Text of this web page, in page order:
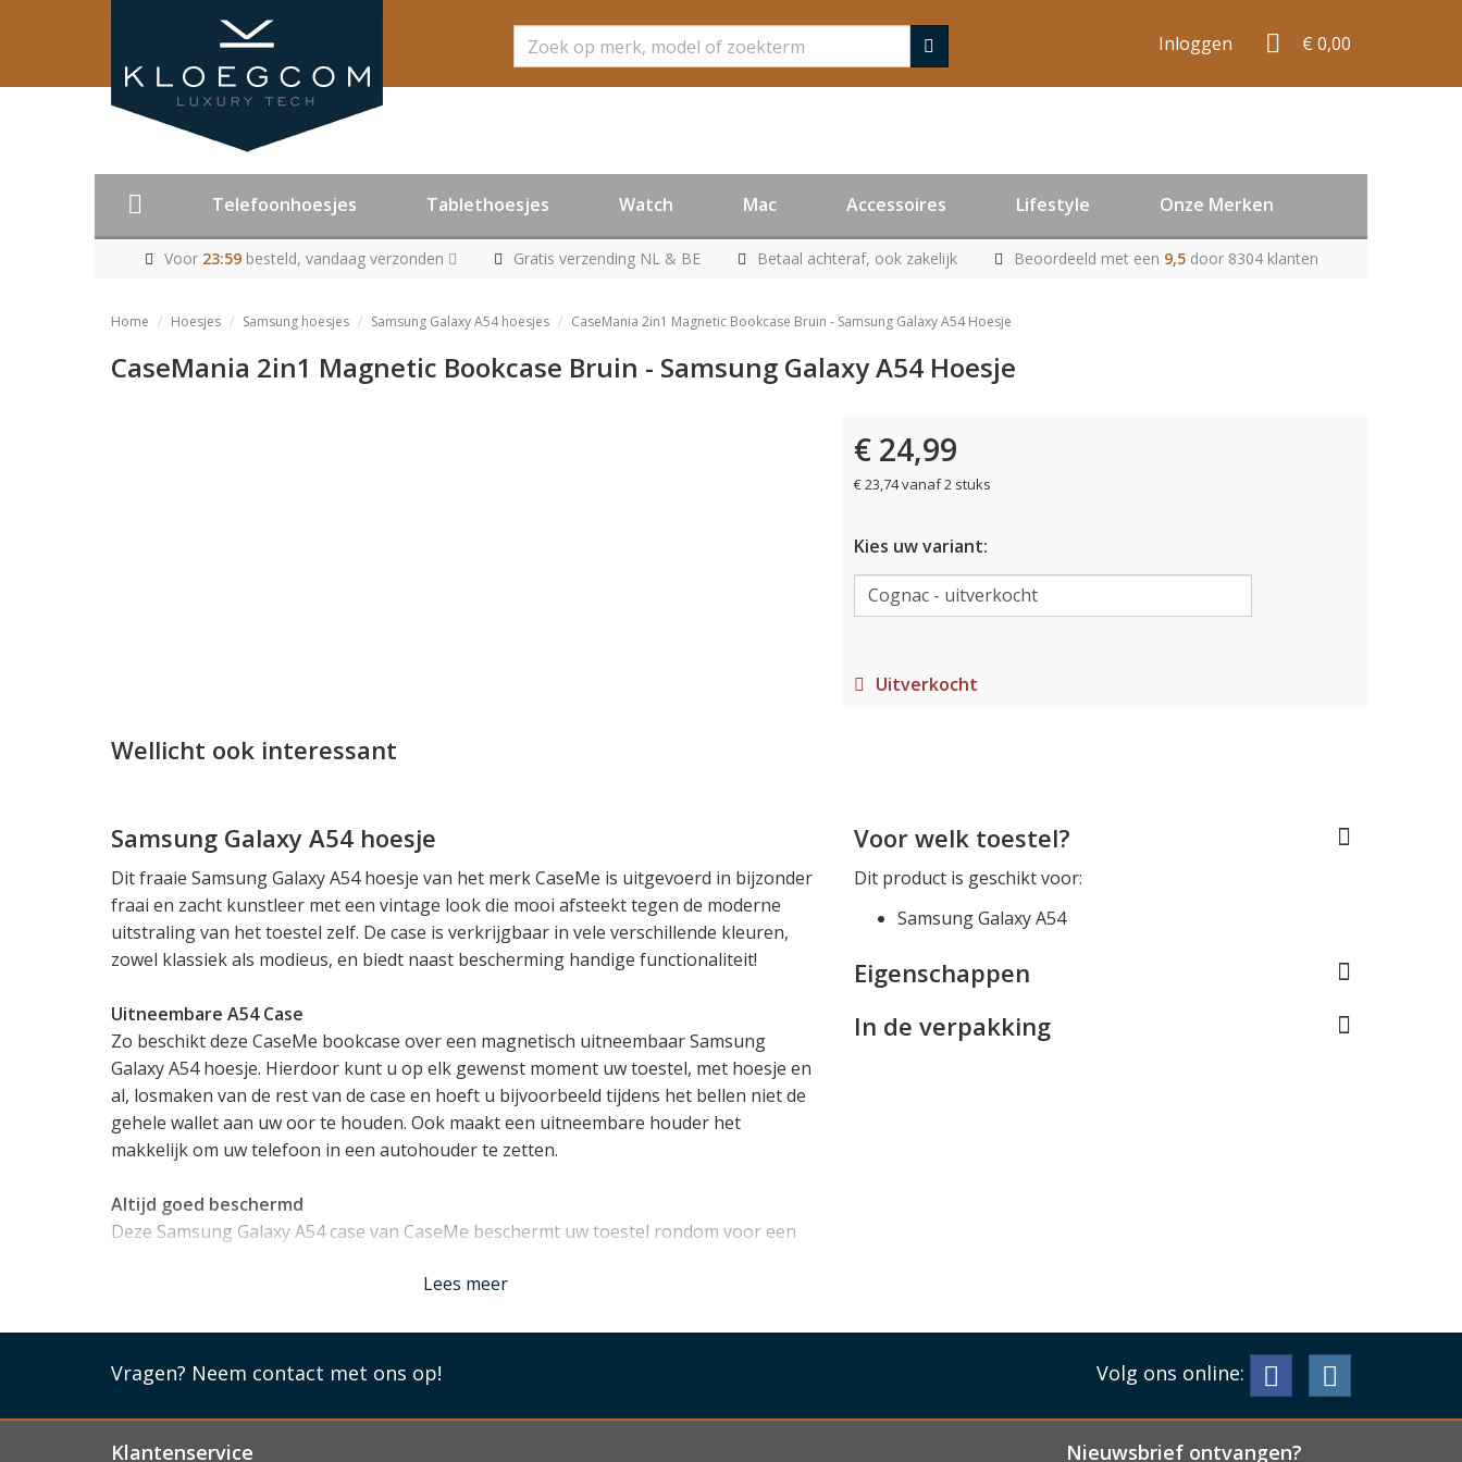
Zoeken Inloggen € 0,00
Telefoonhoesjes Tablethoesjes Watch Mac Accessoires Lifestyle Onze Merken
Voor 23:59besteld, vandaag verzonden Gratis verzending NL & BE Betaal achteraf, ook zakelijk Beoordeeld met een 9,5 door 8304 klanten
Home Hoesjes Samsung hoesjes Samsung Galaxy A54 hoesjes CaseMania 2in1 Magnetic Bookcase Bruin - Samsung Galaxy A54 Hoesje
CaseMania 2in1 Magnetic Bookcase Bruin - Samsung Galaxy A54 Hoesje
€ 24,99
€ 23,74 vanaf 2 stuks
Kies uw variant:
Uitverkocht
Wellicht ook interessant
Samsung Galaxy A54 hoesje
Dit fraaie Samsung Galaxy A54 hoesje van het merk CaseMe is uitgevoerd in bijzonder
fraai en zacht kunstleer met een vintage look die mooi afsteekt tegen de moderne
uitstraling van het toestel zelf. De case is verkrijgbaar in vele verschillende kleuren,
zowel klassiek als modieus, en biedt naast bescherming handige functionaliteit!
Uitneembare A54 Case
Zo beschikt deze CaseMe bookcase over een magnetisch uitneembaar Samsung
Galaxy A54 hoesje. Hierdoor kunt u op elk gewenst moment uw toestel, met hoesje en
al, losmaken van de rest van de case en hoeft u bijvoorbeeld tijdens het bellen niet de
gehele wallet aan uw oor te houden. Ook maakt een uitneembare houder het
makkelijk om uw telefoon in een autohouder te zetten.
Altijd goed beschermd
Deze Samsung Galaxy A54 case van CaseMe beschermt uw toestel rondom voor een
onbreekbaar, schokabsorberend TPU materiaal. Dit materiaal bedekt alle randen en
telefoon uit de omslag haalt is deze dus goed beschermd!
Doordat dit CaseMe hoesje speciaal voor de Samsung Galaxy A54 ontworpen werd, is
de pasvorm perfect. De case houdt rekening met alle knopjes, aansluitingen en de
Lees meer
Voor welk toestel?
Dit product is geschikt voor:
Samsung Galaxy A54
Eigenschappen
In de verpakking
Vragen? Neem contact met ons op! Volg ons online:
Klantenservice Nieuwsbrief ontvangen?